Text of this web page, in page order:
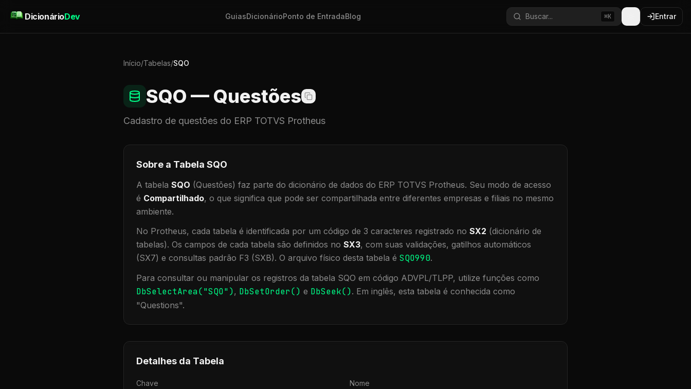
DicionárioDev GuiasDicionárioPonto de EntradaBlog Buscar... ⌘K Entrar
Início/Tabelas/SQO
SQO — Questões
Cadastro de questões do ERP TOTVS Protheus
Sobre a Tabela SQO
A tabela SQO (Questões) faz parte do dicionário de dados do ERP TOTVS Protheus. Seu modo de acesso
é Compartilhado, o que significa que pode ser compartilhada entre diferentes empresas e filiais no mesmo
ambiente.
No Protheus, cada tabela é identificada por um código de 3 caracteres registrado no SX2 (dicionário de
tabelas). Os campos de cada tabela são definidos no SX3, com suas validações, gatilhos automáticos
(SX7) e consultas padrão F3 (SXB). O arquivo físico desta tabela é SQO990.
Para consultar ou manipular os registros da tabela SQO em código ADVPL/TLPP, utilize funções como
DbSelectArea("SQO"), DbSetOrder() e DbSeek(). Em inglês, esta tabela é conhecida como
"Questions".
Detalhes da Tabela
Chave Nome